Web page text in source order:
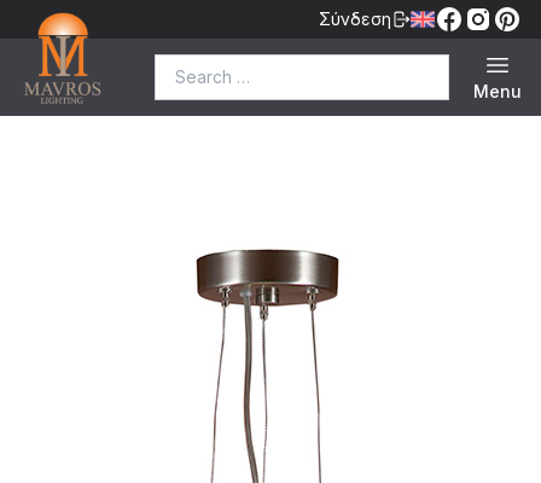
Σύνδεση
Menu